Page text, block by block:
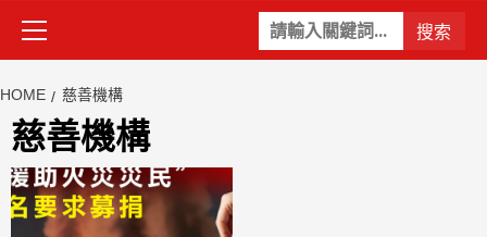
關
鍵
Primary
Menu
HOME 慈善機構
慈善機構